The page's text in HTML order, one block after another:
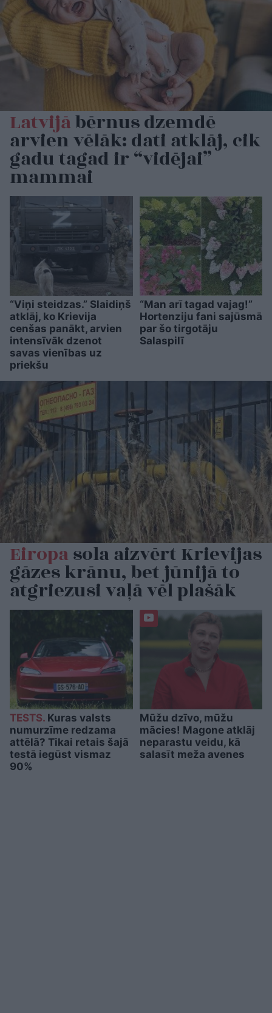
Latvijābērnus dzemdē
arvien vēlāk: dati atklāj, cik
gadu tagad ir “vidējai”
mammai
“Viņi steidzas.” Slaidiņš
atklāj, ko Krievija
cenšas panākt, arvien
intensīvāk dzenot
savas vienības uz
priekšu
“Man arī tagad vajag!”
Hortenziju fani sajūsmā
par šo tirgotāju
Salaspilī
Eiropasola aizvērt Krievijas
gāzes krānu, bet jūnijā to
atgriezusi vaļā vēl plašāk
TESTS. Kuras valsts
numurzīme redzama
attēlā? Tikai retais šajā
testā iegūst vismaz
90%
Mūžu dzīvo, mūžu
mācies! Magone atklāj
neparastu veidu, kā
salasīt meža avenes